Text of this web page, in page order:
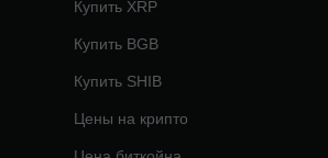
Купить XRP
Купить BGB
Купить SHIB
Цены на крипто